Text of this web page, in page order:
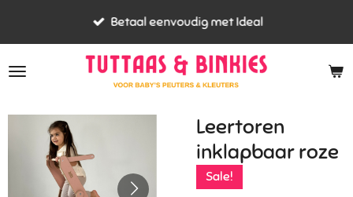
de
Betaal eenvoudig met Ideal
Leertoren
inklapbaar roze
Sale!